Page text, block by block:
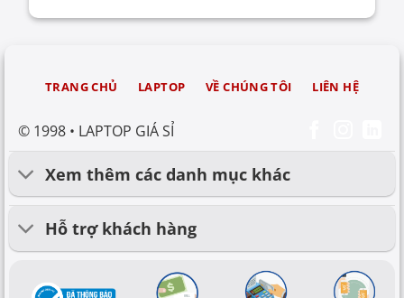
© 1998 • LAPTOP GIÁ SỈ
TRANG CHỦ LAPTOP VỀ CHÚNG TÔI LIÊN HỆ
Xem thêm các danh mục khác
Hỗ trợ khách hàng